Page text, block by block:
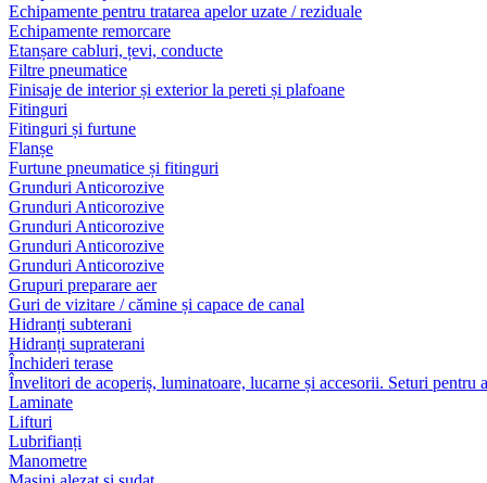
Echipamente pentru tratarea apelor uzate / reziduale
Echipamente remorcare
Etanșare cabluri, țevi, conducte
Filtre pneumatice
Finisaje de interior și exterior la pereti și plafoane
Fitinguri
Fitinguri și furtune
Flanșe
Furtune pneumatice și fitinguri
Grunduri Anticorozive
Grunduri Anticorozive
Grunduri Anticorozive
Grunduri Anticorozive
Grunduri Anticorozive
Grupuri preparare aer
Guri de vizitare / cămine și capace de canal
Hidranți subterani
Hidranți supraterani
Închideri terase
Învelitori de acoperiș, luminatoare, lucarne și accesorii. Seturi pentru
Laminate
Lifturi
Lubrifianți
Manometre